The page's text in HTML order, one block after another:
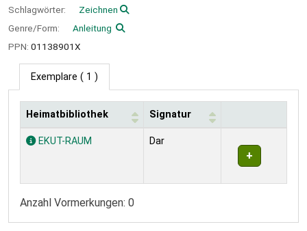
Schlagwörter:
Zeichnen
Genre/Form:
Anleitung
PPN: 01138901X
Exemplare ( 1 )
Exemplare
Heimatbibliothek Signatur
EKUT-RAUM Dar
Anzahl Vormerkungen: 0